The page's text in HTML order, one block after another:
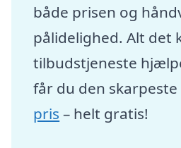
både prisen og
pålidelighed. Alt det
tilbudstjeneste
får du den skarpeste
pris – helt gratis!